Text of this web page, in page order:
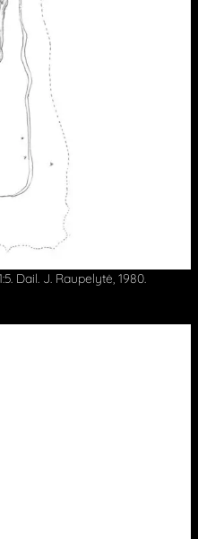
Dail. J. Raupelytė, 1980.